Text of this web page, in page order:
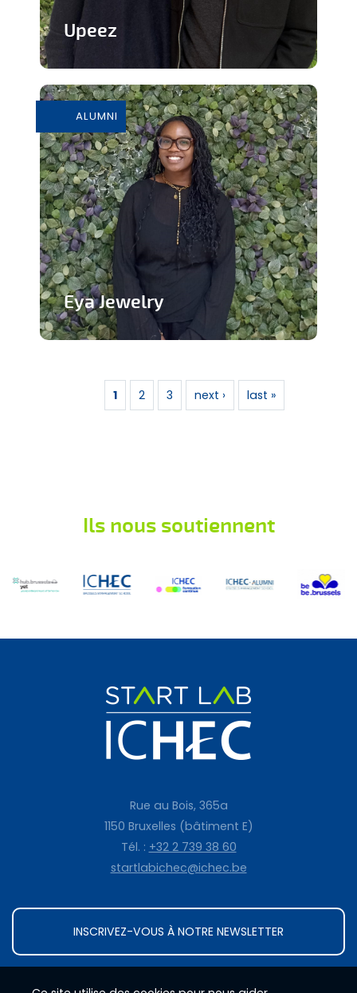
Upeez
grillons
En savoir plus
ALUMNI
Eya Jewelry
En savoir plus
1 2 3 next › last »
Ils nous soutiennent
Rue au Bois, 365a
1150 Bruxelles (bâtiment E)
Tél. : +32 2 739 38 60
startlabichec@ichec.be
INSCRIVEZ-VOUS À NOTRE NEWSLETTER